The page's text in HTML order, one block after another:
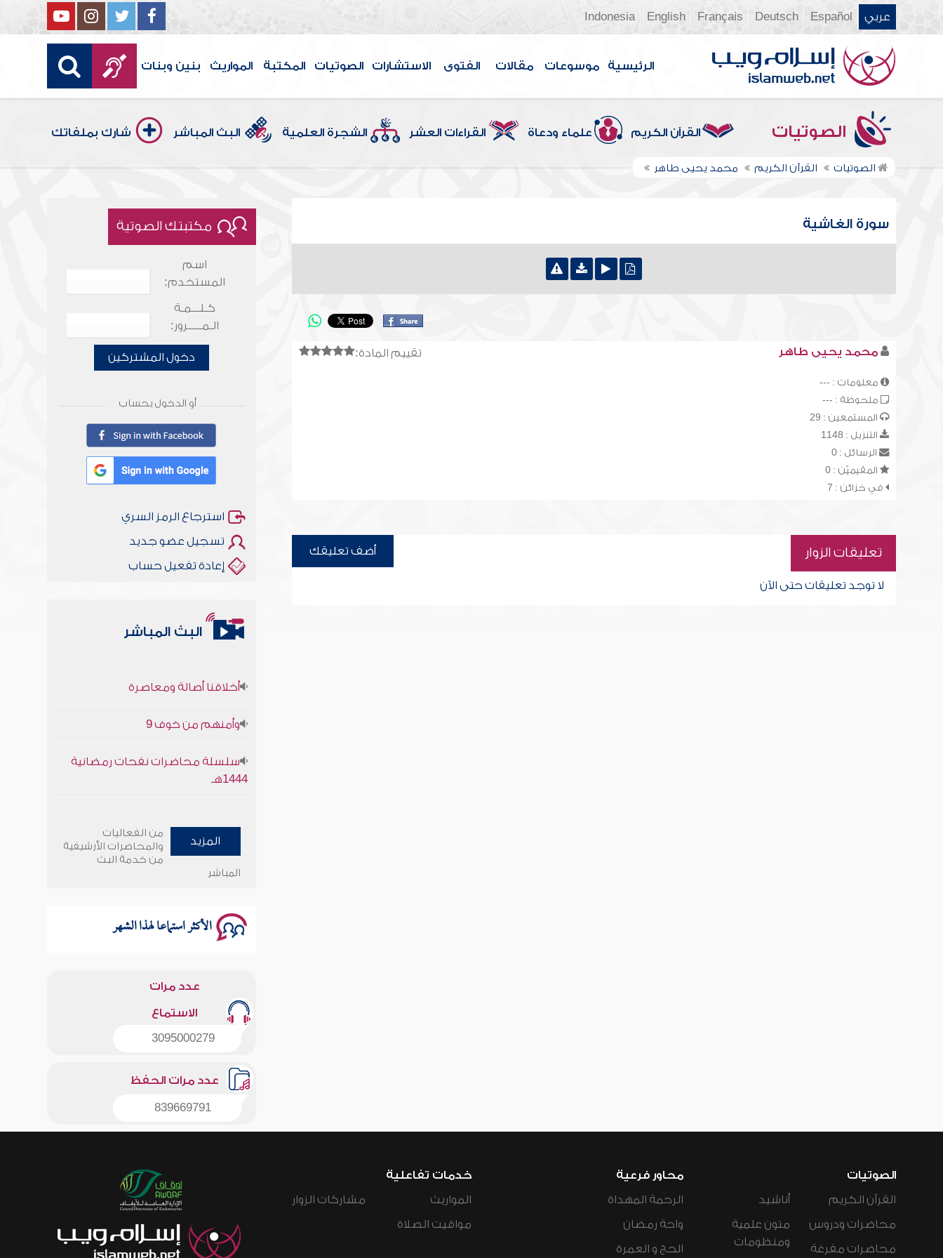
عربي Español
Deutsch
Français
English
Indonesia
الرئيسية موسوعات مقالات الفتوى الاستشارات الصوتيات المكتبة المواريث بنين وبنات
الصوتيات القرآن الكريم علماء ودعاة القراءات العشر الشجرة العلمية البث المباشر شارك بملفاتك
الصوتيات القرآن الكريم محمد يحيى طاهر
سورة الغاشية
تقييم المادة: محمد يحيى طاهر
معلومات : ---
ملحوظة : ---
المستمعين : 29
التنزيل : 1148
الرسائل : 0
المقيميّن : 0
في خزائن : 7
تعليقات الزوار أضف تعليقك
لا توجد تعليقات حتى الآن
مكتبتك الصوتية
اسم
المستخدم:
كـلـــمـة
الـمـــــرور:
دخول المشتركين
أو الدخول بحساب
استرجاع الرمز السري
تسجيل عضو جديد
إعادة تفعيل حساب
البث المباشر
1444هـ
وأمنهم من خوف 9
المزيد
من الفعاليات
والمحاضرات الأرشيفية
من خدمة البث
المباشر
الأكثر استماعا لهذا الشهر
عدد مرات
الاستماع
3095000279
عدد مرات الحفظ
839669791
الصوتيات
القرآن الكريم
محاضرات ودروس
محاضرات مفرغة
أناشيد
متون علمية
ومنظومات
محاور فرعية
الرحمة المهداة
واحة رمضان
الحج و العمرة
خدمات تفاعلية
المواريث
مواقيت الصلاة
مشاركات الزوار